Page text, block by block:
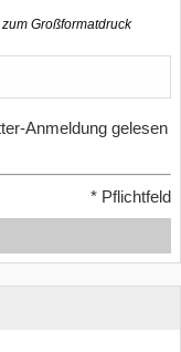
Großformatdruck
Anmeldung gelesen
* Pflichtfeld